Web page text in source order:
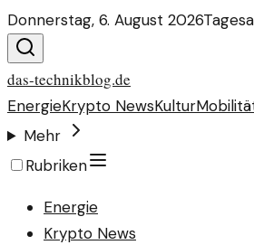
Donnerstag, 6. August 2026
das-technikblog.de
EnergieKrypto NewsKultur
Mehr
Rubriken
Energie
Krypto News